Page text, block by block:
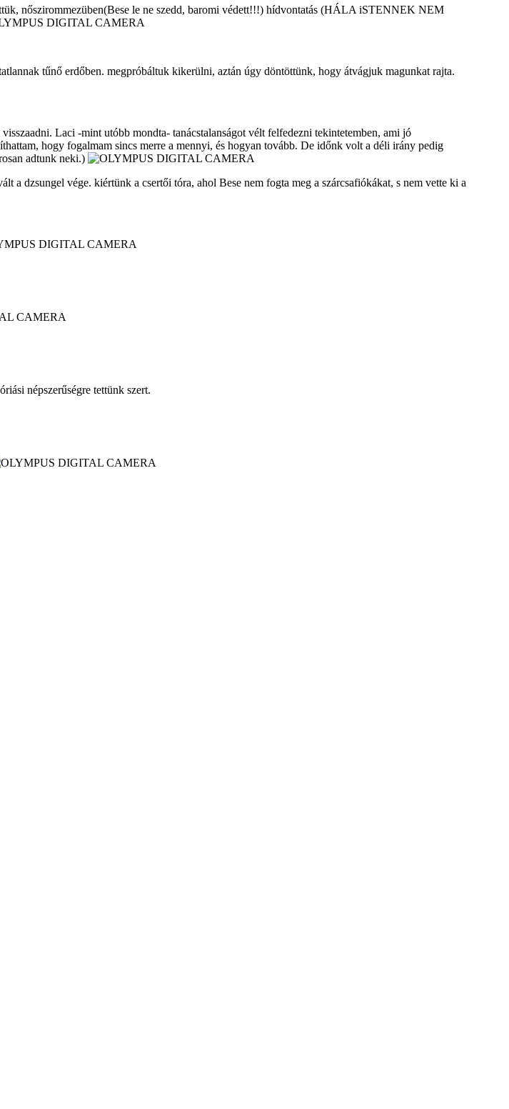
nőszirommezüben(Bese le ne szedd, baromi védett!!!) hídvontatás (HÁLA iSTENNEK NEM
tűnő erdőben. megpróbáltuk kikerülni, aztán úgy döntöttünk, hogy átvágjuk magunkat rajta.
Laci -mint utóbb mondta- tanácstalanságot vélt felfedezni tekintetemben, ami jó
hogy fogalmam sincs merre a mennyi, és hogyan tovább. De időnk volt a déli irány pedig
adtunk neki.)
a dzsungel vége. kiértünk a csertői tóra, ahol Bese nem fogta meg a szárcsafiókákat, s nem vette ki a
népszerűségre tettünk szert.